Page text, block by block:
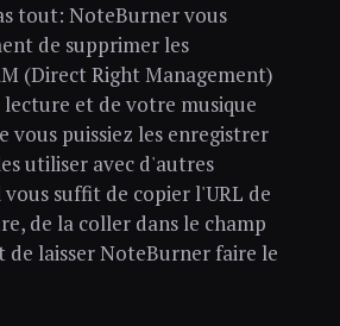
tout: NoteBurner vous
de supprimer les
(Direct Right Management)
lecture et de votre musique
vous puissiez les enregistrer
utiliser avec d'autres
suffit de copier l'URL de
de la coller dans le champ
de laisser NoteBurner faire le